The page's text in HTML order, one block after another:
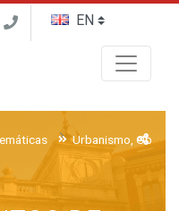
Urbanismo, Obras